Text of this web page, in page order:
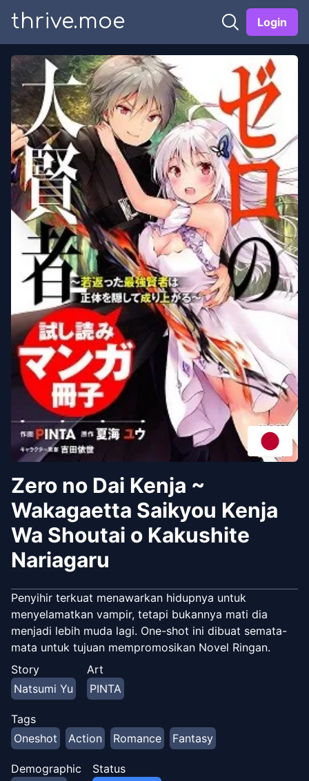
thrive.moe Login
Zero no Dai Kenja ~
Wakagaetta Saikyou Kenja
Wa Shoutai o Kakushite
Nariagaru
Penyihir terkuat menawarkan hidupnya untuk
menyelamatkan vampir, tetapi bukannya mati dia
menjadi lebih muda lagi. One-shot ini dibuat semata-
mata untuk tujuan mempromosikan Novel Ringan.
Story
Natsumi Yu
Art
PINTA
Tags
Oneshot
Action Romance Fantasy
Demographic
Status